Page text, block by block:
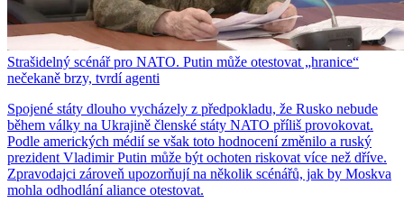
Strašidelný scénář pro NATO. Putin může otestovat „hranice“
nečekaně brzy, tvrdí agenti
Spojené státy dlouho vycházely z předpokladu, že Rusko nebude
během války na Ukrajině členské státy NATO příliš provokovat.
Podle amerických médií se však toto hodnocení změnilo a ruský
prezident Vladimir Putin může být ochoten riskovat více než dříve.
Zpravodajci zároveň upozorňují na několik scénářů, jak by Moskva
mohla odhodlání aliance otestovat.